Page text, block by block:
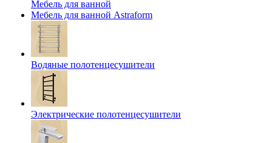
Мебель для ванной
Мебель для ванной Astraform
Водяные полотенцесушители
Электрические полотенцесушители